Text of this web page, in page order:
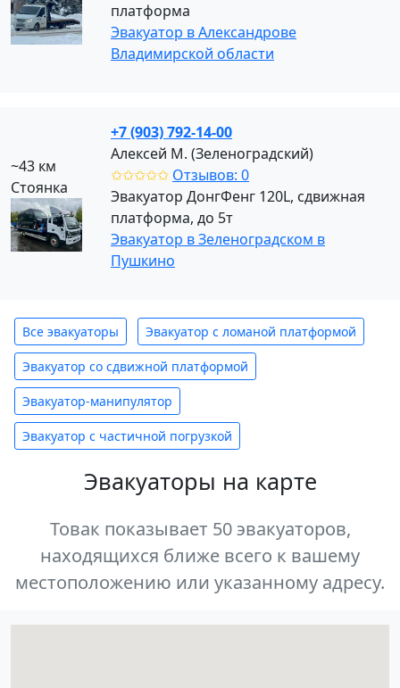
платформа
Эвакуатор в Александрове
Владимирской области
~43 км
Стоянка
+7 (903) 792-14-00
Алексей М. (Зеленоградский)
✩✩✩✩✩ Отзывов: 0
Эвакуатор ДонгФенг 120L, сдвижная
платформа, до 5т
Эвакуатор в Зеленоградском в
Пушкино
Все эвакуаторы Эвакуатор с ломаной платформой
Эвакуатор со сдвижной платформой
Эвакуатор-манипулятор
Эвакуатор с частичной погрузкой
Эвакуаторы на карте
Товак показывает 50 эвакуаторов,
находящихся ближе всего к вашему
местоположению или указанному адресу.